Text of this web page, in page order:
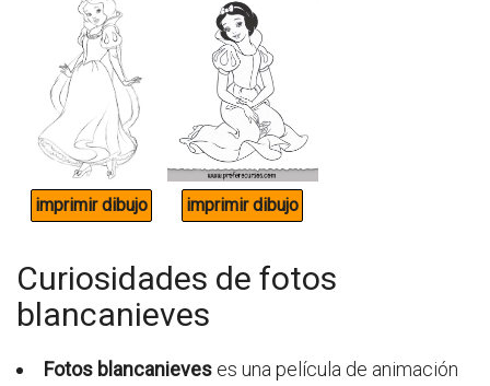
Curiosidades de fotos
blancanieves
Fotos blancanieves es una película de animación